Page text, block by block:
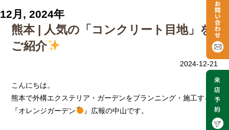
12月, 2024年
熊本 | 人気の「コンクリート目地」を
ご紹介
2024-12-21
こんにちは。
熊本で外構エクステリア・ガーデンをプランニング・施工する
『オレンジガーデン
』広報の中山です。